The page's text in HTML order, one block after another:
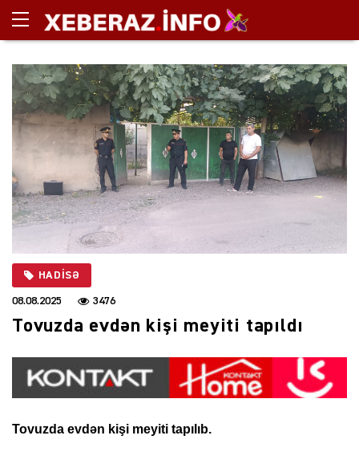
HADISƏ
08.08.2025 3476
Tovuzda evdən kişi meyiti tapıldı
Tovuzda evdən kişi meyiti tapılıb.